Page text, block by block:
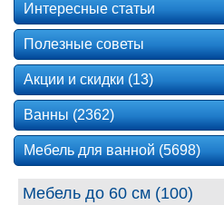
Интересные статьи
Полезные советы
Акции и скидки (13)
Ванны (2362)
Мебель для ванной (5698)
Мебель до 60 см (100)